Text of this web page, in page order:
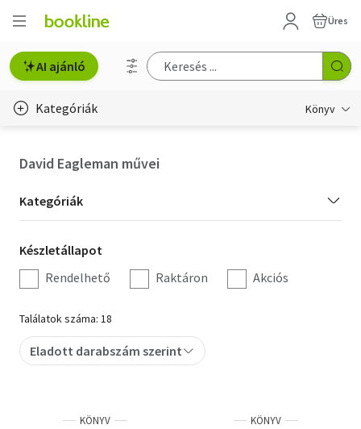
Üres
AI ajánló
Kategóriák Könyv
Hobbi, szabadidő
Irodalom
Művészet
Szakkönyv
Tankönyv, segédkönyv
David Eagleman művei
Kategória
szűrés
Kategóriák
Készletállapot
szűrés
Készletállapot
Rendelhető
Raktáron Akciós
Találatok száma: 18
Eladott darabszám szerint
KÖNYV KÖNYV